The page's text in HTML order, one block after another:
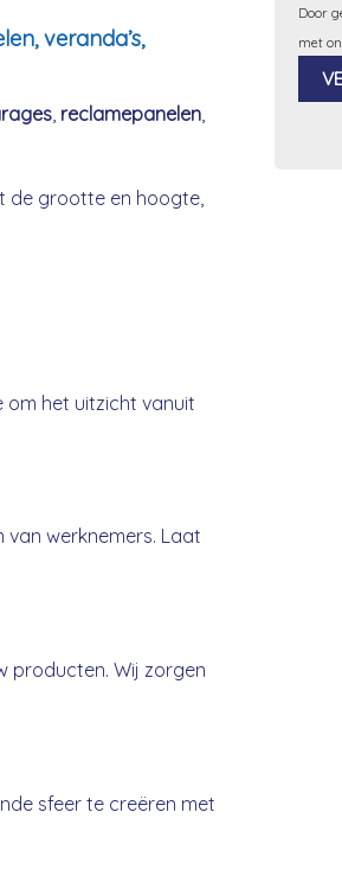
veranda’s,
, reclamepanelen,
de grootte en hoogte,
om het uitzicht vanuit
werknemers. Laat
producten. Wij zorgen
sfeer te creëren met
Door
met